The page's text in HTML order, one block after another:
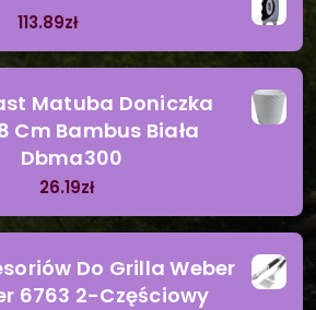
113.89zł
Matuba Doniczka
Cm Bambus Biała
Dbma300
26.19zł
Do Grilla Weber
6763 2-Częściowy